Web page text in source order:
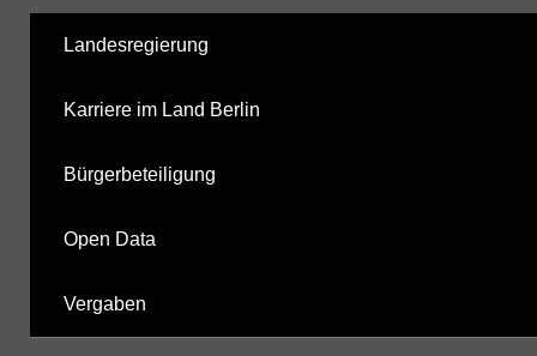
Landesregierung
Karriere im Land Berlin
Bürgerbeteiligung
Open Data
Vergaben